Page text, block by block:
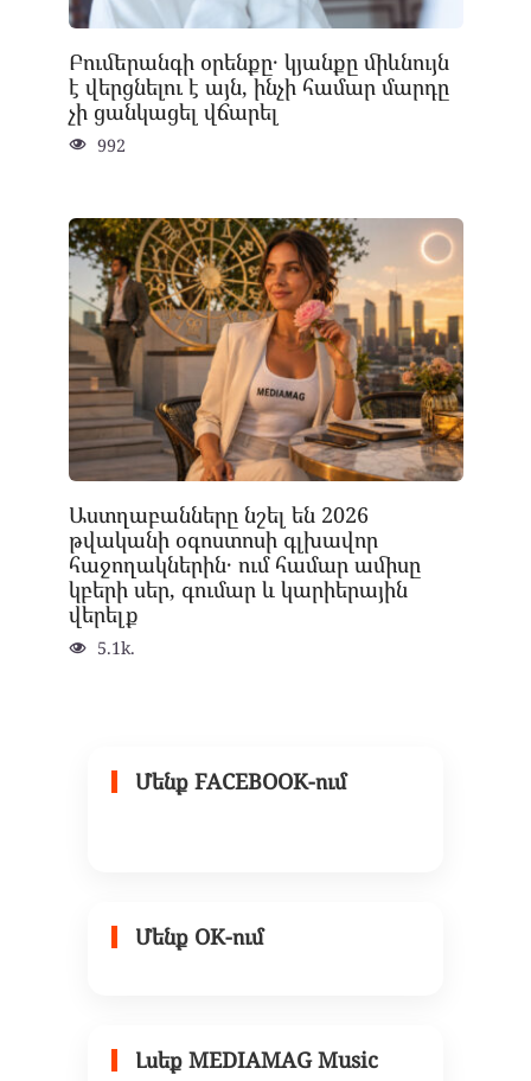
Բումերանգի օրենքը․ կյանքը միևնույն
է վերցնելու է այն, ինչի համար մարդը
չի ցանկացել վճարել
992
Աստղաբանները նշել են 2026
թվականի օգոստոսի գլխավոր
հաջողակներին․ ում համար ամիսը
կբերի սեր, գումար և կարիերային
վերելք
5.1k.
Մենք FACEBOOK-ում
Մենք OK-ում
Լսեք MEDIAMAG Music